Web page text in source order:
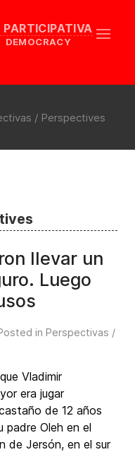
/ Perspectives
llevar un
Luego
in Perspectivas /
Vladimir
era jugar
de 12 años
padre Oleh en el
de Jersón, en el sur